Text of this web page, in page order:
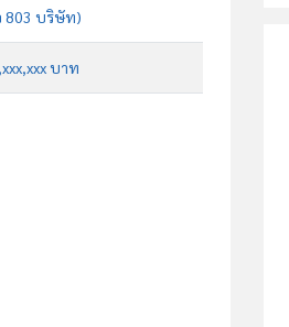
803 บริษัท)
บาท